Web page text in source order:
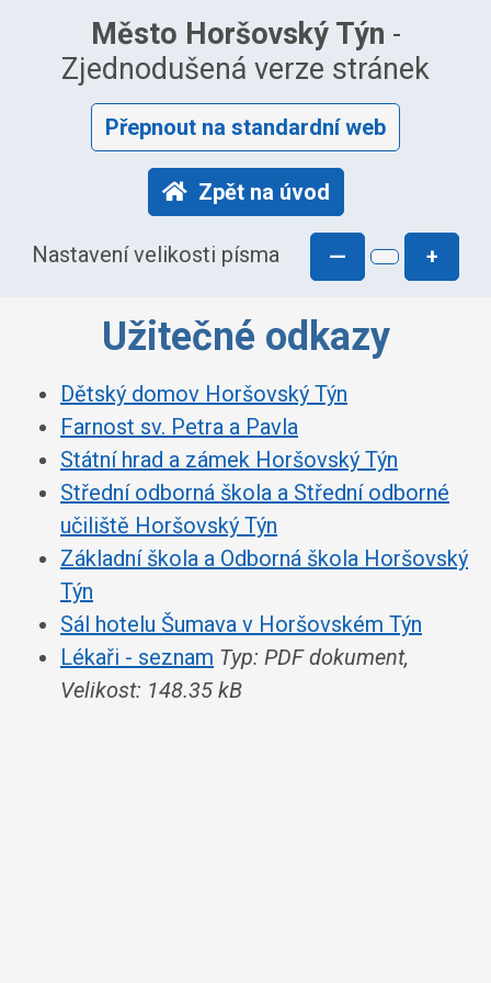
Město Horšovský Týn -
Zjednodušená verze stránek
Přepnout na standardní web
Zpět na úvod
Nastavení velikosti písma — +
Užitečné odkazy
Dětský domov Horšovský Týn
Farnost sv. Petra a Pavla
Státní hrad a zámek Horšovský Týn
Střední odborná škola a Střední odborné
učiliště Horšovský Týn
Základní škola a Odborná škola Horšovský
Týn
Sál hotelu Šumava v Horšovském Týn
Lékaři - seznam Typ: PDF dokument,
Velikost: 148.35 kB